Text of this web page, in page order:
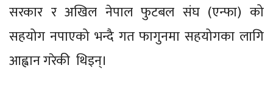
सरकार र अखिल नेपाल फुटबल संघ (एन्फा) को
सहयोग नपाएको भन्दै गत फागुनमा सहयोगका लागि
आह्वान गरेकी थिइन्।